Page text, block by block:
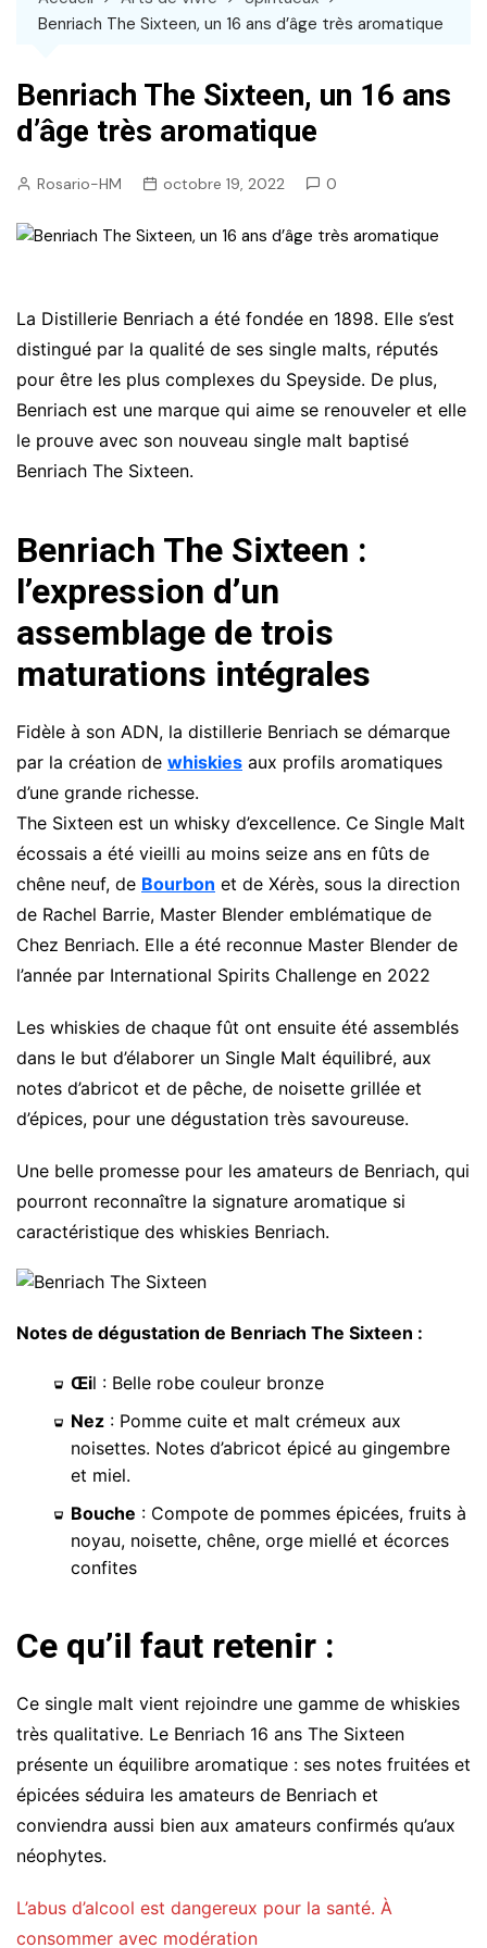
Benriach The Sixteen, un 16 ans d’âge très aromatique
Benriach The Sixteen, un 16 ans
d’âge très aromatique
Rosario-HM octobre 19, 2022 0
La Distillerie Benriach a été fondée en 1898. Elle s’est
distingué par la qualité de ses single malts, réputés
pour être les plus complexes du Speyside. De plus,
Benriach est une marque qui aime se renouveler et elle
le prouve avec son nouveau single malt baptisé
Benriach The Sixteen.
Benriach The Sixteen :
l’expression d’un
assemblage de trois
maturations intégrales
Fidèle à son ADN, la distillerie Benriach se démarque
par la création de whiskies aux profils aromatiques
d’une grande richesse.
The Sixteen est un whisky d’excellence. Ce Single Malt
écossais a été vieilli au moins seize ans en fûts de
chêne neuf, de Bourbon et de Xérès, sous la direction
de Rachel Barrie, Master Blender emblématique de
Chez Benriach. Elle a été reconnue Master Blender de
l’année par International Spirits Challenge en 2022
Les whiskies de chaque fût ont ensuite été assemblés
dans le but d’élaborer un Single Malt équilibré, aux
notes d’abricot et de pêche, de noisette grillée et
d’épices, pour une dégustation très savoureuse.
Une belle promesse pour les amateurs de Benriach, qui
pourront reconnaître la signature aromatique si
caractéristique des whiskies Benriach.
Notes de dégustation de Benriach The Sixteen :
Œil : Belle robe couleur bronze
Nez : Pomme cuite et malt crémeux aux
noisettes. Notes d’abricot épicé au gingembre
et miel.
Bouche : Compote de pommes épicées, fruits à
noyau, noisette, chêne, orge miellé et écorces
confites
Ce qu’il faut retenir :
Ce single malt vient rejoindre une gamme de whiskies
très qualitative. Le Benriach 16 ans The Sixteen
présente un équilibre aromatique : ses notes fruitées et
épicées séduira les amateurs de Benriach et
conviendra aussi bien aux amateurs confirmés qu’aux
néophytes.
L’abus d’alcool est dangereux pour la santé. À
consommer avec modération